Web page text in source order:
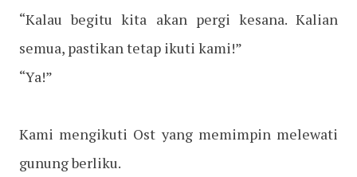
“Kalau begitu kita akan pergi kesana. Kalian
semua, pastikan tetap ikuti kami!”
“Ya!”
Kami mengikuti Ost yang memimpin melewati
gunung berliku.